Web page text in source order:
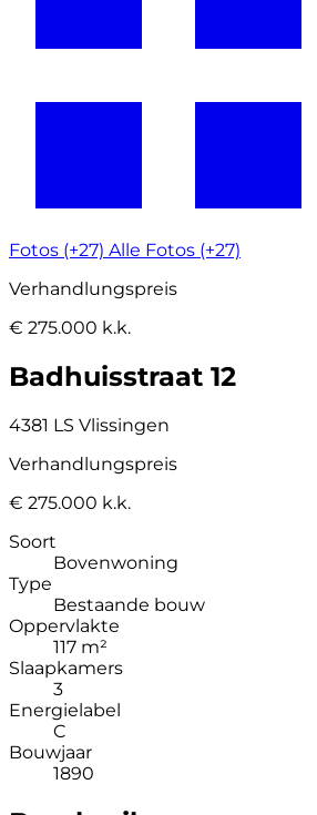
Fotos (+27) Alle Fotos (+27)
Verhandlungspreis
€ 275.000 k.k.
Badhuisstraat 12
4381 LS Vlissingen
Verhandlungspreis
€ 275.000 k.k.
Soort
Bovenwoning
Type
Bestaande bouw
Oppervlakte
117 m²
Slaapkamers
3
Energielabel
C
Bouwjaar
1890